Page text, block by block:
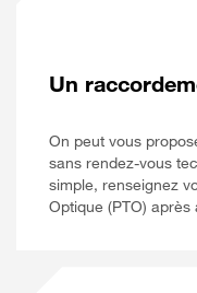
Un
On peut vous
sans rendez-vous
simple, renseignez
Optique (PTO)